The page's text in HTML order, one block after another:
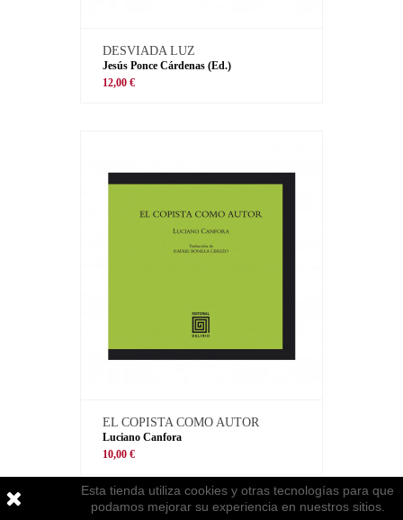
DESVIADA LUZ
Jesús Ponce Cárdenas (Ed.)
12,00 €
EL COPISTA COMO AUTOR
Luciano Canfora
10,00 €
Esta tienda utiliza cookies y otras tecnologías para que
podamos mejorar su experiencia en nuestros sitios.